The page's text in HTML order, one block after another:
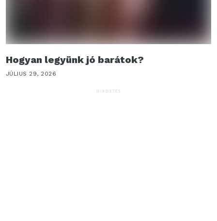
Hogyan legyünk jó barátok?
JÚLIUS 29, 2026
HIRDETÉS